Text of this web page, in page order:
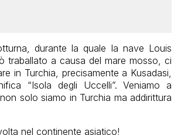
durante la quale la nave Louis
traballato a causa del mare mosso, ci
in Turchia, precisamente a Kusadasi,
“Isola degli Uccelli”. Veniamo a
solo siamo in Turchia ma addirittura
nel continente asiatico!